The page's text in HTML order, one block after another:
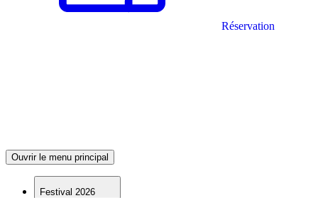
Réservation
Ouvrir le menu principal
Festival 2026